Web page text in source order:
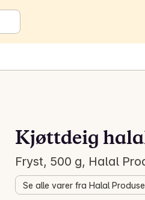
Kjøttdeig
Fryst, 500 g, Halal
Se alle varer fra Halal